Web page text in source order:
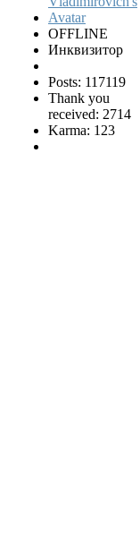
OFFLINE
Инквизитор
Posts: 117119
Thank you
received: 2714
Karma: 123